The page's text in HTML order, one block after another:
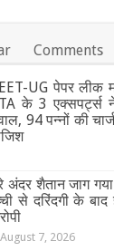
Comments
UG पेपर लीक
के 3 एक्सपर्ट्स
94 पन्नों की
अंदर शैतान जाग
से दरिंदगी के
August 7, 2026